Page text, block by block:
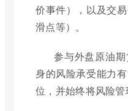
价事件），以及交
滑点等）。
参与外盘原油
身的风险承受能力
位，并始终将风险管